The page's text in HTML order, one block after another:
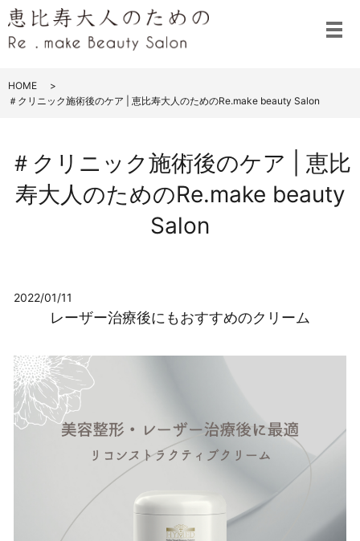
メ
HOME
＃クリニック施術後のケア | 恵比寿大人のためのRe.make beauty Salon
＃クリニック施術後のケア | 恵比
寿大人のためのRe.make beauty
Salon
2022/01/11
レーザー治療後にもおすすめのクリーム